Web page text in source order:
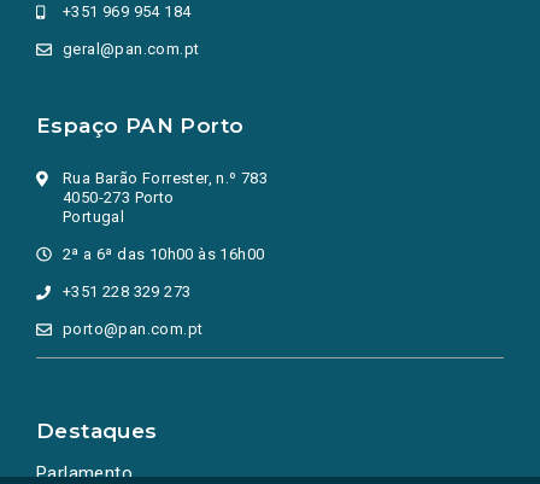
+351 969 954 184
geral@pan.com.pt
Espaço PAN Porto
Rua Barão Forrester, n.º 783
4050-273 Porto
Portugal
2ª a 6ª das 10h00 às 16h00
+351 228 329 273
porto@pan.com.pt
Destaques
Parlamento